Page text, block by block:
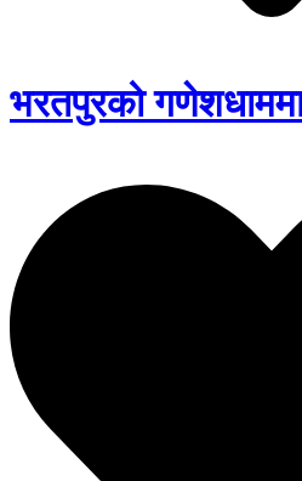
भरतपुरको